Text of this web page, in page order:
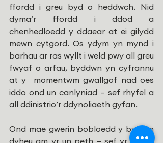
ffordd i greu byd o heddwch. Nid
dyma’r ffordd i ddod a
chenhedloedd y ddaear at ei gilydd
mewn cytgord. Os ydym yn mynd i
barhau ar ras wyllt i weld pwy all greu
fwyaf o arfau, byddwn yn cyfrannu
at y  momentwm gwallgof nad oes
iddo ond un canlyniad – sef rhyfel a
all ddinistrio’r ddynoliaeth gyfan.
Ond mae gwerin bobloedd y byd yn
dyheu am yr un peth – sef yr hawl i